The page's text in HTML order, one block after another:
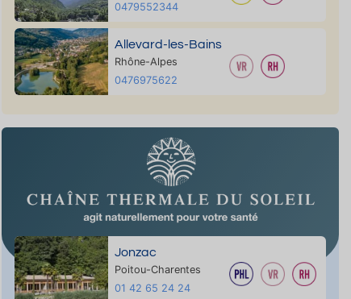
0479552344
Allevard-les-Bains
Rhône-Alpes
0476975622
Jonzac
Poitou-Charentes
01 42 65 24 24